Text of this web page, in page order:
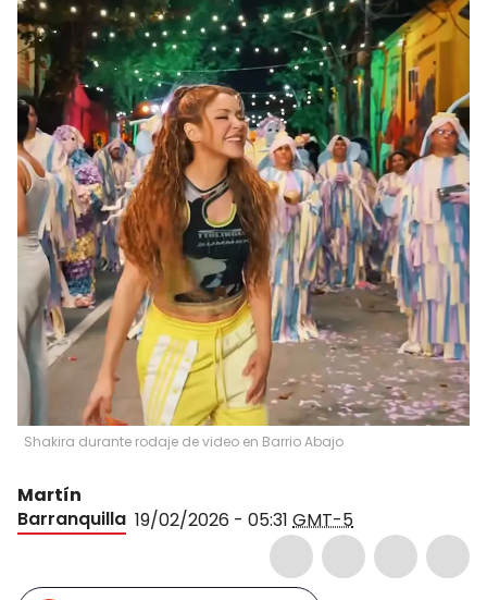
Shakira durante rodaje de video en Barrio Abajo
Martín
Barranquilla 19/02/2026 - 05:31 GMT-5